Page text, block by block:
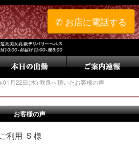
✆ お店に電話する
01月22日(木) 咲良へ頂いたお客様の声
お客様の声
利用 S 様